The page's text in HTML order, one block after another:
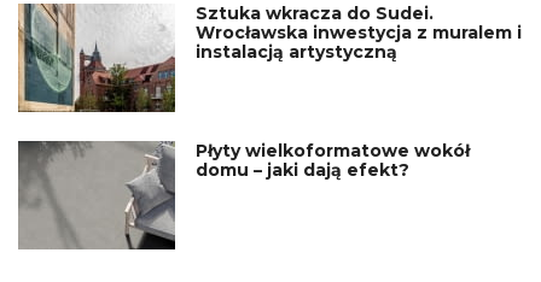
Sztuka wkracza do Sudei.
Wrocławska inwestycja z muralem i
instalacją artystyczną
Płyty wielkoformatowe wokół
domu – jaki dają efekt?